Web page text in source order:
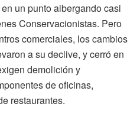
un punto albergando casi
Conservacionistas. Pero
comerciales, los cambios
a su declive, y cerró en
demolición y
de oficinas,
restaurantes.